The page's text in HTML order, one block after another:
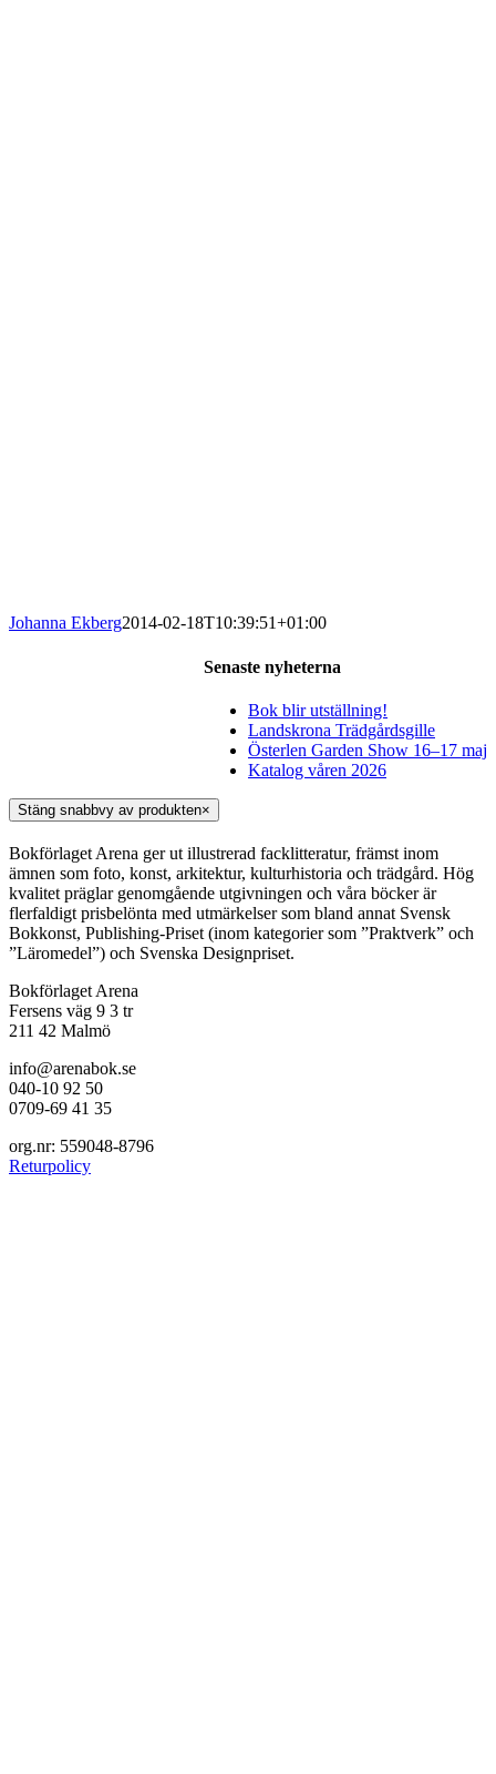
Johanna Ekberg2014-02-18T10:39:51+01:00
Senaste nyheterna
Bok blir utställning!
Landskrona Trädgårdsgille
Österlen Garden Show 16–17 maj
Katalog våren 2026
Stäng snabbvy av produkten×
Bokförlaget Arena ger ut illustrerad facklitteratur, främst inom
ämnen som foto, konst, arkitektur, kulturhistoria och trädgård. Hög
kvalitet präglar genomgående utgivningen och våra böcker är
flerfaldigt prisbelönta med utmärkelser som bland annat Svensk
Bokkonst, Publishing-Priset (inom kategorier som ”Praktverk” och
”Läromedel”) och Svenska Designpriset.
Bokförlaget Arena
Fersens väg 9 3 tr
211 42 Malmö
info@arenabok.se
040-10 92 50
0709-69 41 35
org.nr: 559048-8796
Returpolicy